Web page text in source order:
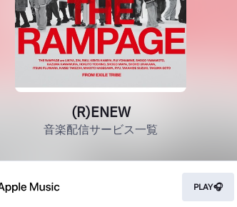
(R)ENEW
音楽配信サービス一覧
PLAY🎧